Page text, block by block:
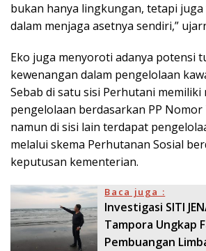
bukan hanya lingkungan, tetapi juga
dalam menjaga asetnya sendiri,”
Eko juga menyoroti adanya potensi
kewenangan dalam pengelolaan
Sebab di satu sisi Perhutani memiliki
pengelolaan berdasarkan PP Nomor
namun di sisi lain terdapat
melalui skema Perhutanan Sosial
keputusan kementerian.
Baca juga :
Investigasi SITI
Tampora Ungkap
Pembuangan